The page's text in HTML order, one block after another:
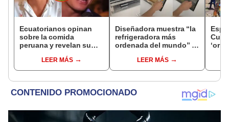
Ecuatorianos opinan
sobre la comida
peruana y revelan su
duela, debo decirlo"
LEER MÁS
Diseñadora muestra “la
refrigeradora más
ordenada del mundo” y
LEER MÁS